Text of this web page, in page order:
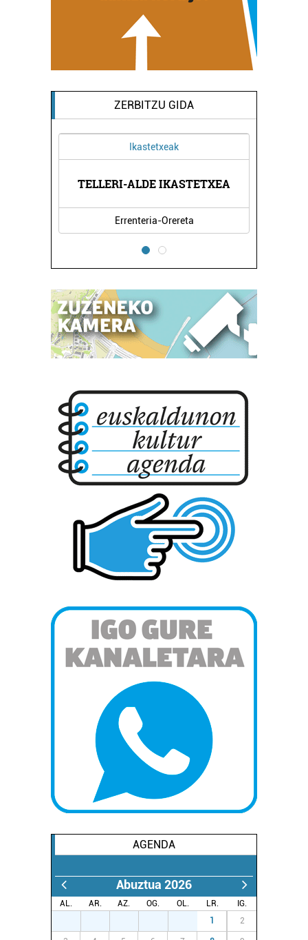
ZERBITZU GIDA
Ikastetxeak
TELLERI-ALDE IKASTETXEA
Errenteria-Orereta
AGENDA
Abuztua 2026
AL. AR. AZ. OG. OL. LR.
IG.
1 2